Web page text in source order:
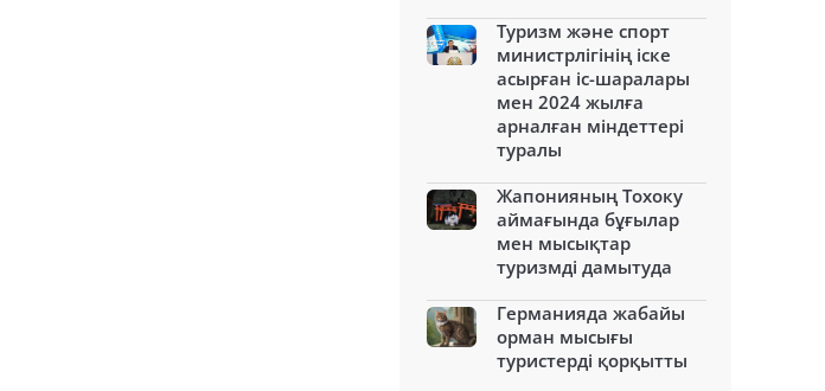
Туризм және спорт
министрлігінің іске
асырған іс-шаралары
мен 2024 жылға
арналған міндеттері
туралы
Жапонияның Тохоку
аймағында бұғылар
мен мысықтар
туризмді дамытуда
Германияда жабайы
орман мысығы
туристерді қорқытты